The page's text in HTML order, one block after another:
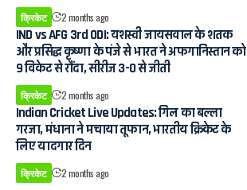
क्रिकेट 2 months ago
IND vs AFG 3rd ODI: यशस्वी जायसवाल के शतक
और प्रसिद्ध कृष्णा के पंजे से भारत ने अफगानिस्तान को
9 विकेट से रौंदा, सीरीज 3-0 से जीती
क्रिकेट 2 months ago
Indian Cricket Live Updates: गिल का बल्ला
गरजा, मंधाना ने मचाया तूफान, भारतीय क्रिकेट के
लिए यादगार दिन
क्रिकेट 2 months ago